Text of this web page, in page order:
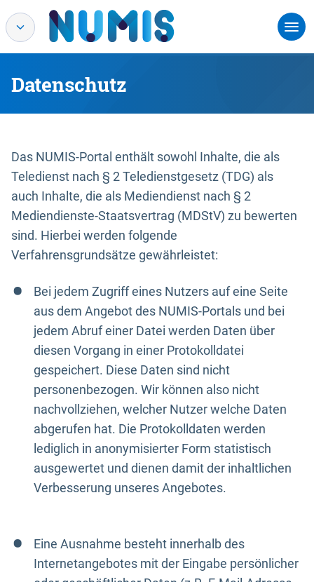
Datenschutz
Das NUMIS-Portal enthält sowohl Inhalte, die als
Teledienst nach § 2 Teledienstgesetz (TDG) als
auch Inhalte, die als Mediendienst nach § 2
Mediendienste-Staatsvertrag (MDStV) zu bewerten
sind. Hierbei werden folgende
Verfahrensgrundsätze gewährleistet:
Bei jedem Zugriff eines Nutzers auf eine Seite
aus dem Angebot des NUMIS-Portals und bei
jedem Abruf einer Datei werden Daten über
diesen Vorgang in einer Protokolldatei
gespeichert. Diese Daten sind nicht
personenbezogen. Wir können also nicht
nachvollziehen, welcher Nutzer welche Daten
abgerufen hat. Die Protokolldaten werden
lediglich in anonymisierter Form statistisch
ausgewertet und dienen damit der inhaltlichen
Verbesserung unseres Angebotes.
Eine Ausnahme besteht innerhalb des
Internetangebotes mit der Eingabe persönlicher